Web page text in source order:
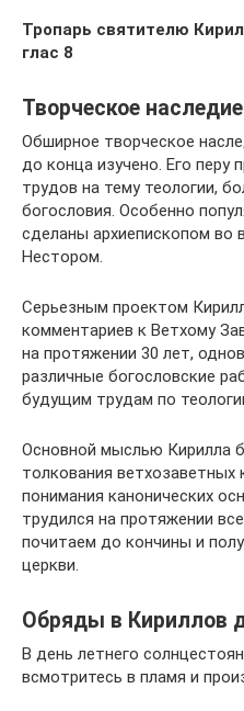
Тропарь святителю
глас 8
Творческое наследие
Обширное творческое
до конца изучено. Его перу
трудов на тему теологии,
богословия. Особенно
сделаны архиепископом во
Нестором.
Серьезным проектом
комментариев к Ветхому
на протяжении 30 лет,
различные богословские
будущим трудам по
Основной мыслью Кирилла
толкования ветхозаветных
понимания канонических
трудился на протяжении
почитаем до кончины и
церкви.
Обряды в Кириллов
В день летнего
всмотритесь в пламя и